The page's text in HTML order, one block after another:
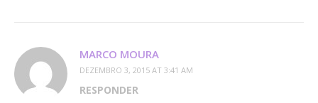
MARCO MOURA
DEZEMBRO 3, 2015 AT 3:41 AM
RESPONDER